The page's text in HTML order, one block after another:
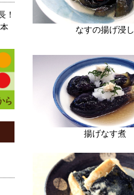
なすの揚げ浸し
揚げなす煮